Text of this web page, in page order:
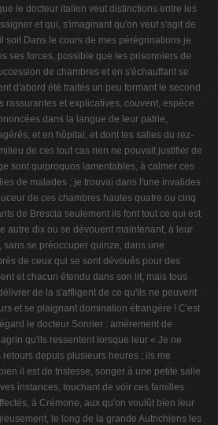
le docteur italien veut distinctions entre les
et qui, s'imaginant qu'on veut s'agit de
soit Dans le cours de mes pérégrinations je
ses forces, possible que les prisonniers de
de chambres et en s'échauffant se
d'abord été traités un peu formant le second
rassurantes et explicatives, couvent, espèce
dans la langue de leur patrie,
et en hôpital, et dont les salles du rez-
de ces tout cas rien ne pouvait justifier de
sont quiproquos lamentables, à calmer ces
de malades ; je trouvai dans l'une invalides
de ces chambres hautes quatre ou cinq
de Brescia seulement ils font tout ce qui est
autre dix ou se dévouent maintenant, à leur
sans se préoccuper quinze, dans une
de ceux qui se sont dévoués pour des
et chacun étendu dans son lit, mais tous
de la s'affligent de ce qu'ils ne peuvent
et se plaignant domination étrangère ! C'est
le docteur Sonrier : amèrement de
qu'ils ressentent lorsque leur « Je ne
retours depuis plusieurs heures ; ils me
il est de tristesse, songer à une petite salle
instances, touchant de voir ces familles
à Crémone, aux qu'on voulût bien leur
le long de la grande Autrichiens les